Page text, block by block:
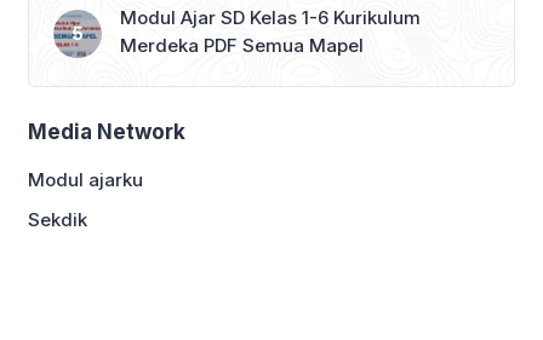
Modul Ajar SD Kelas 1-6 Kurikulum
Merdeka PDF Semua Mapel
Media Network
Modul ajarku
Sekdik